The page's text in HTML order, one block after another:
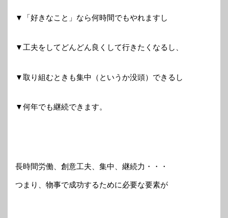
▼「好きなこと」なら何時間でもやれますし
▼工夫をしてどんどん良くして行きたくなるし、
▼取り組むときも集中（というか没頭）できるし
▼何年でも継続できます。
長時間労働、創意工夫、集中、継続力・・・
つまり、物事で成功するために必要な要素が